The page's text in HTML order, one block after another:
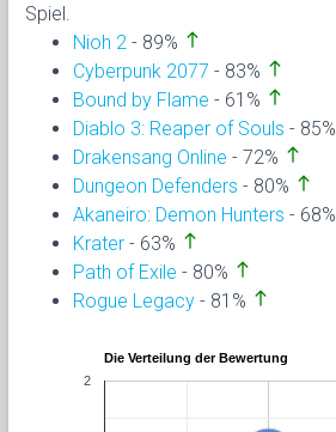
Spiel.
Nioh 2 - 89% north
Cyberpunk 2077 - 83% north
Bound by Flame - 61% north
Diablo 3: Reaper of Souls - 85%
Drakensang Online - 72% north
Dungeon Defenders - 80% north
Akaneiro: Demon Hunters - 68%
Krater - 63% north
Path of Exile - 80% north
Rogue Legacy - 81% north
Die Verteilung der Bewertung
2